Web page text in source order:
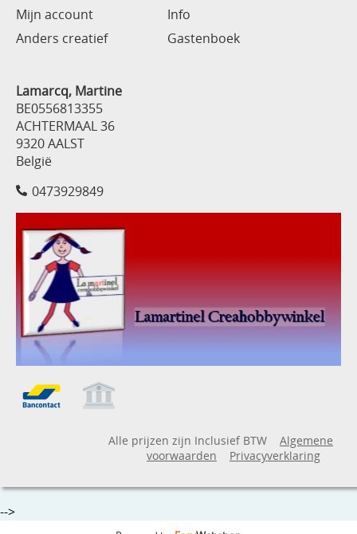
Mijn account
Info
Anders creatief
Gastenboek
Lamarcq, Martine
BE0556813355
ACHTERMAAL 36
9320 AALST
België
0473929849
Alle prijzen zijn Inclusief BTW
Algemene
voorwaarden
Privacyverklaring
-->